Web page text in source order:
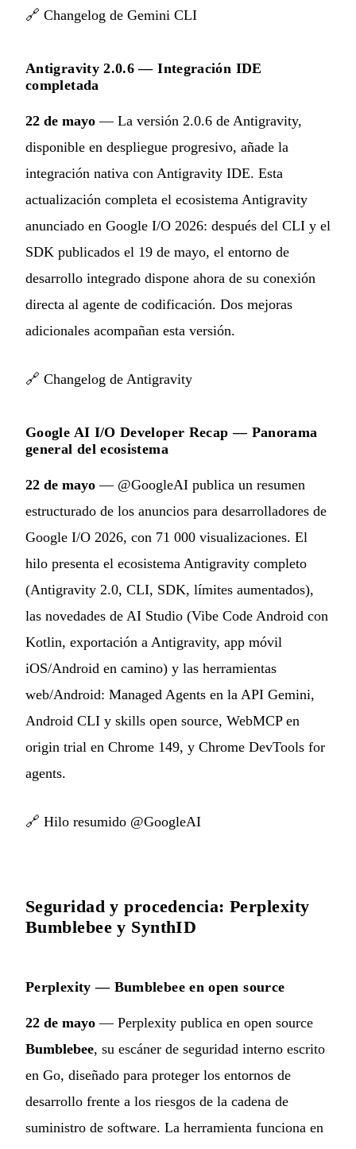
🔗 Changelog de Gemini CLI
Antigravity 2.0.6 — Integración IDE
completada
22 de mayo — La versión 2.0.6 de Antigravity,
disponible en despliegue progresivo, añade la
integración nativa con Antigravity IDE. Esta
actualización completa el ecosistema Antigravity
anunciado en Google I/O 2026: después del CLI y el
SDK publicados el 19 de mayo, el entorno de
desarrollo integrado dispone ahora de su conexión
directa al agente de codificación. Dos mejoras
adicionales acompañan esta versión.
🔗 Changelog de Antigravity
Google AI I/O Developer Recap — Panorama
general del ecosistema
22 de mayo — @GoogleAI publica un resumen
estructurado de los anuncios para desarrolladores de
Google I/O 2026, con 71 000 visualizaciones. El
hilo presenta el ecosistema Antigravity completo
(Antigravity 2.0, CLI, SDK, límites aumentados),
las novedades de AI Studio (Vibe Code Android con
Kotlin, exportación a Antigravity, app móvil
iOS/Android en camino) y las herramientas
web/Android: Managed Agents en la API Gemini,
Android CLI y skills open source, WebMCP en
origin trial en Chrome 149, y Chrome DevTools for
agents.
🔗 Hilo resumido @GoogleAI
Seguridad y procedencia: Perplexity
Bumblebee y SynthID
Perplexity — Bumblebee en open source
22 de mayo — Perplexity publica en open source
Bumblebee, su escáner de seguridad interno escrito
en Go, diseñado para proteger los entornos de
desarrollo frente a los riesgos de la cadena de
suministro de software. La herramienta funciona en